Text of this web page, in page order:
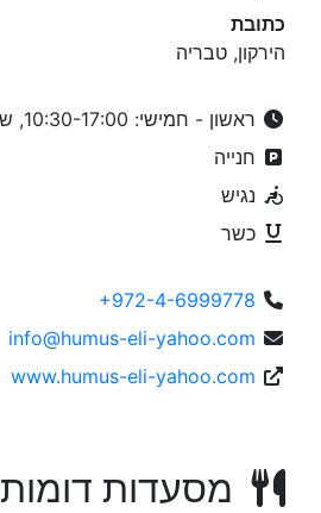
כתובת
הירקון, טבריה
ראשון - חמישי: 10:30-17:00, שישי: 09:30-13:30
חנייה
נגיש
כשר
+972-4-6999778
info@humus-eli-yahoo.com
www.humus-eli-yahoo.com
מסעדות דומות